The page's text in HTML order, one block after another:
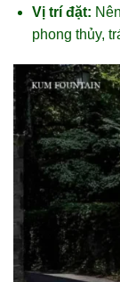
Vị trí đặt:
phong thủy,